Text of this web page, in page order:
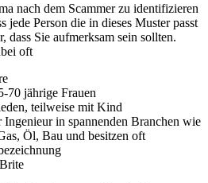
nach dem Scammer zu identifizieren
jede Person die in dieses Muster passt
dass Sie aufmerksam sein sollten.
oft
70 jährige Frauen
teilweise mit Kind
in spannenden Branchen wie
Öl, Bau und besitzen oft